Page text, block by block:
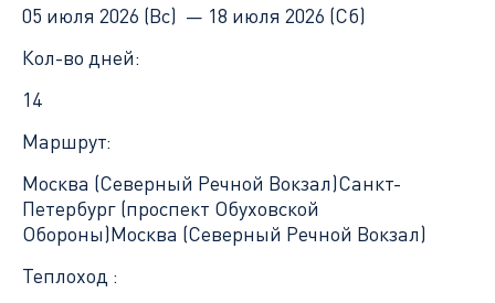
05 июля 2026 (Вс) — 18 июля 2026 (Сб)
Кол-во дней:
14
Маршрут:
Москва (Северный Речной Вокзал)Санкт-
Петербург (проспект Обуховской
Обороны)Москва (Северный Речной Вокзал)
Теплоход :